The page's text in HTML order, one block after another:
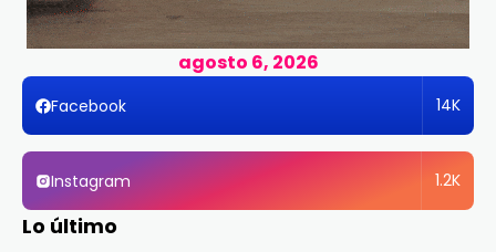
agosto 6, 2026
Facebook 14K
Instagram 1.2K
Lo último